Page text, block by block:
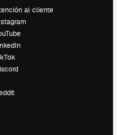
al cliente